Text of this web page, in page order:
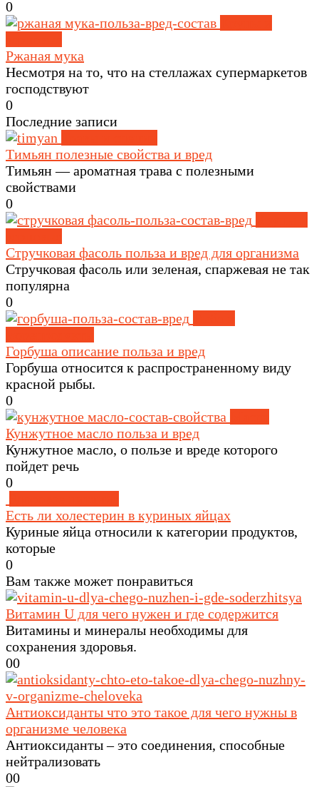
0
Ржаная мука
Несмотря на то, что на стеллажах супермаркетов
господствуют
0
Последние записи
Тимьян полезные свойства и вред
Тимьян — ароматная трава с полезными
свойствами
0
Стручковая фасоль польза и вред для организма
Стручковая фасоль или зеленая, спаржевая не так
популярна
0
Горбуша описание польза и вред
Горбуша относится к распространенному виду
красной рыбы.
0
Кунжутное масло польза и вред
Кунжутное масло, о пользе и вреде которого
пойдет речь
0
Есть ли холестерин в куриных яйцах
Куриные яйца относили к категории продуктов,
которые
0
Вам также может понравиться
Витамин U для чего нужен и где содержится
Витамины и минералы необходимы для
сохранения здоровья.
00
Антиоксиданты что это такое для чего нужны в
организме человека
Антиоксиданты – это соединения, способные
нейтрализовать
00